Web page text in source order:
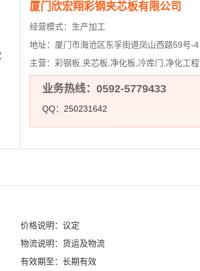
厦门欣宏翔彩钢夹芯板有限公司
经营模式： 生产加工
地址： 厦门市海沧区东孚街道凤山西路59号-4
主营： 彩钢板,夹芯板,净化板,冷库门,净化工程
业务热线：0592-5779433
QQ：250231642
价格说明：议定
物流说明：货运及物流
有效期至：长期有效